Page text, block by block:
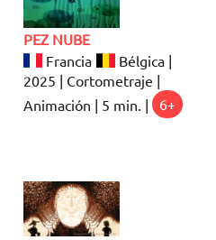
PEZ NUBE
Francia
Bélgica |
2025 | Cortometraje |
Animación | 5 min. |
6+